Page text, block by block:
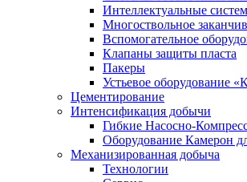
Интеллектуальные
Многоствольное
Вспомогательное
Клапаны защиты пласта
Пакеры
Устьевое оборудование
Цементирование
Интенсификация добычи
Гибкие Насосно-
Оборудование Камерон
Механизированная добыча
Технологии